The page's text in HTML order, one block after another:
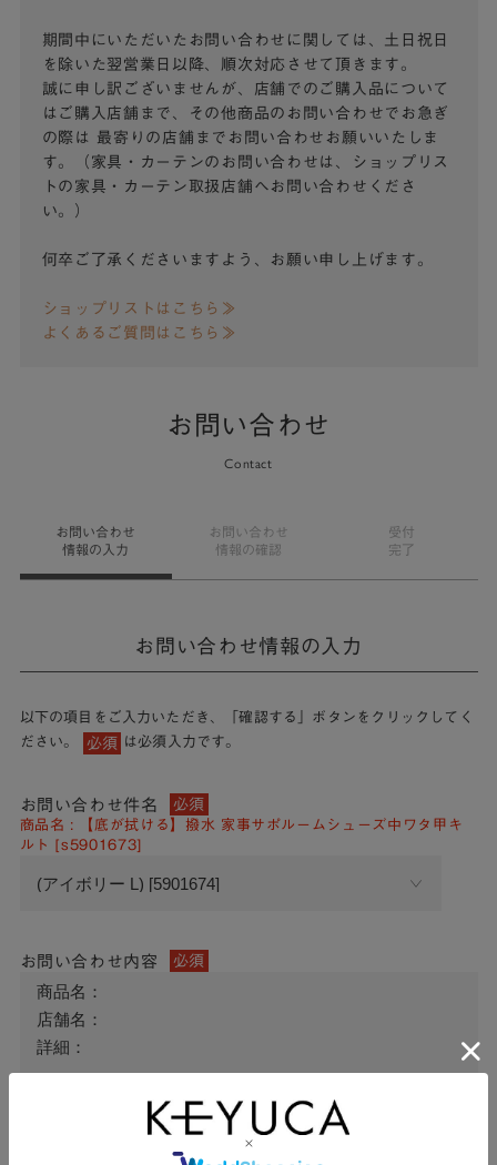
期間中にいただいたお問い合わせに関しては、土日祝日
を除いた翌営業日以降、順次対応させて頂きます。
誠に申し訳ございませんが、店舗でのご購入品について
はご購入店舗まで、その他商品のお問い合わせでお急ぎ
の際は
最寄りの店舗までお問い合わせお願いいたしま
す。（家具・カーテンのお問い合わせは、ショップリス
トの家具・カーテン取扱店舗へお問い合わせくださ
い。）
何卒ご了承くださいますよう、お願い申し上げます。
ショップリストはこちら≫
よくあるご質問はこちら≫
お問い合わせ
Contact
お問い合わせ
情報の入力
お問い合わせ
情報の確認
受付
完了
お問い合わせ情報の入力
以下の項目をご入力いただき、「確認する」ボタンをクリックしてく
ださい。
必須 は必須入力です。
お問い合わせ件名 必須
商品名 : 【底が拭ける】撥水 家事サポルームシューズ中ワタ甲キ
ルト [s5901673]
お問い合わせ内容 必須